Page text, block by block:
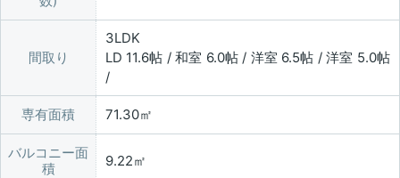
間取り
3LDK
LD 11.6帖 / 和室 6.0帖 / 洋室 6.5帖 / 洋室 5.0帖
/
専有面積 71.30㎡
バルコニー面
積
9.22㎡